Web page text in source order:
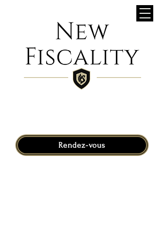
Rendez-vous